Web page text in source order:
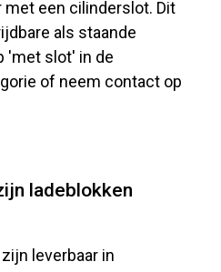
met een cilinderslot. Dit
als staande
'met slot' in de
of neem contact op
ladeblokken
leverbaar in